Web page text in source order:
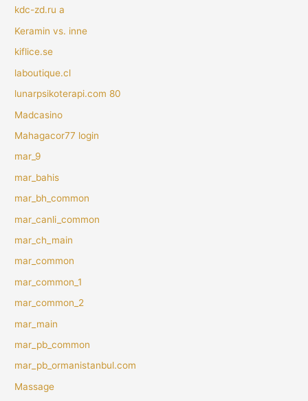
kdc-zd.ru a
Keramin vs. inne
kiflice.se
laboutique.cl
lunarpsikoterapi.com 80
Madcasino
Mahagacor77 login
mar_9
mar_bahis
mar_bh_common
mar_canli_common
mar_ch_main
mar_common
mar_common_1
mar_common_2
mar_main
mar_pb_common
mar_pb_ormanistanbul.com
Massage